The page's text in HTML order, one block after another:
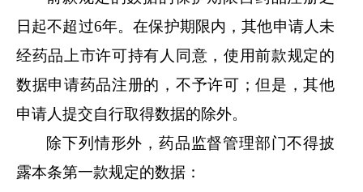
日起不超过6年。在保护期限内，其他申请人未
经药品上市许可持有人同意，使用前款规定的
数据申请药品注册的，不予许可；但是，其他
申请人提交自行取得数据的除外。
除下列情形外，药品监督管理部门不得披
露本条第一款规定的数据：